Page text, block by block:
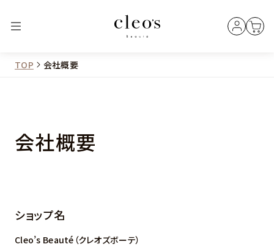
TOP 会社概要
会社概要
ショップ名
Cleo’s Beauté（クレオズボーテ）